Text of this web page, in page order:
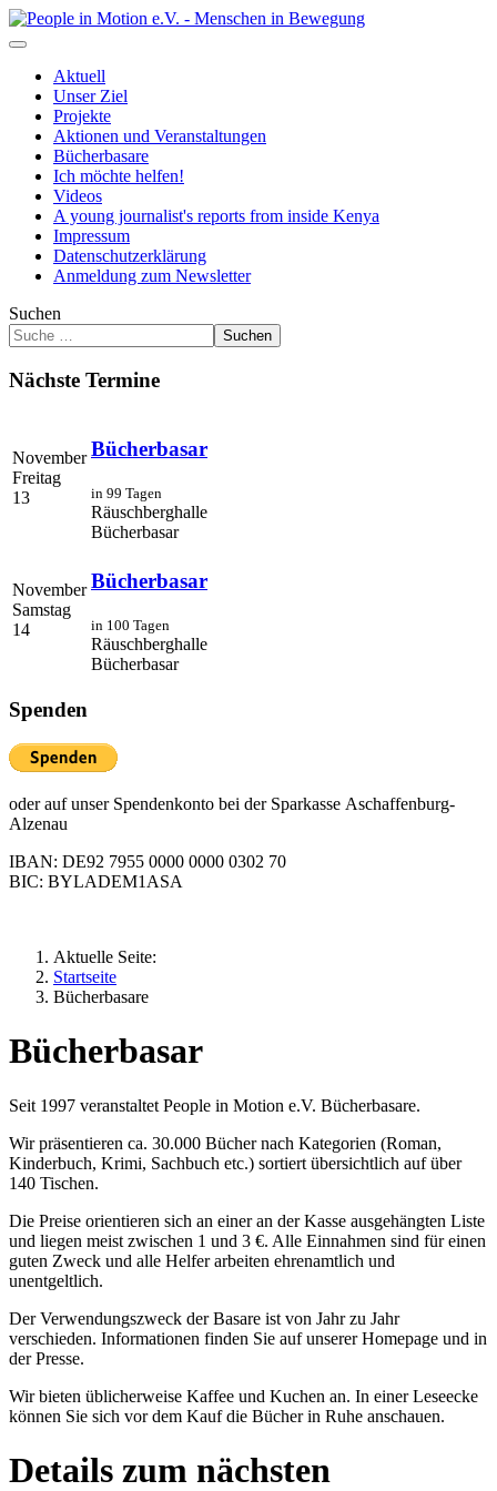
Aktuell
Unser Ziel
Projekte
Aktionen und Veranstaltungen
Bücherbasare
Ich möchte helfen!
Videos
A young journalist's reports from inside Kenya
Impressum
Datenschutzerklärung
Anmeldung zum Newsletter
Suchen
Suchen
Nächste Termine
November
Freitag
13
Bücherbasar
in 99 Tagen
Räuschberghalle
Bücherbasar
November
Samstag
14
Bücherbasar
in 100 Tagen
Räuschberghalle
Bücherbasar
Spenden
oder auf unser Spendenkonto bei der Sparkasse Aschaffenburg-
Alzenau
IBAN: DE92 7955 0000 0000 0302 70
BIC: BYLADEM1ASA
Aktuelle Seite:
Startseite
Bücherbasare
Bücherbasar
Seit 1997 veranstaltet People in Motion e.V. Bücherbasare.
Wir präsentieren ca. 30.000 Bücher nach Kategorien (Roman,
Kinderbuch, Krimi, Sachbuch etc.) sortiert übersichtlich auf über
140 Tischen.
Die Preise orientieren sich an einer an der Kasse ausgehängten Liste
und liegen meist zwischen 1 und 3 €. Alle Einnahmen sind für einen
guten Zweck und alle Helfer arbeiten ehrenamtlich und
unentgeltlich.
Der Verwendungszweck der Basare ist von Jahr zu Jahr
verschieden. Informationen finden Sie auf unserer Homepage und in
der Presse.
Wir bieten üblicherweise Kaffee und Kuchen an. In einer Leseecke
können Sie sich vor dem Kauf die Bücher in Ruhe anschauen.
Details zum nächsten